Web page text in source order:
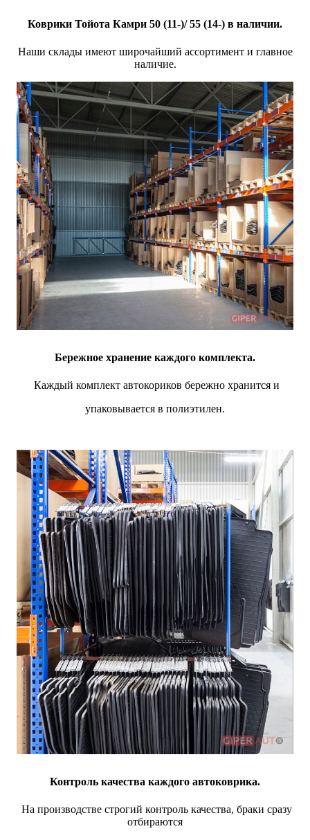
Коврики Тойота Камри 50 (11-)/ 55 (14-) в наличии.
Наши склады имеют широчайший ассортимент и главное
наличие.
Бережное хранение каждого комплекта.
Каждый комплект автокориков бережно хранится и
упаковывается в полиэтилен.
Контроль качества каждого автоковрика.
На производстве строгий контроль качества, браки сразу
отбираются